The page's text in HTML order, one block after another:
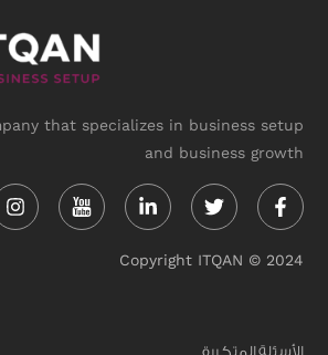
that specializes in business setup
and business growth
in f
Copyright ITQAN © 2024
الأسئلة المتكررة